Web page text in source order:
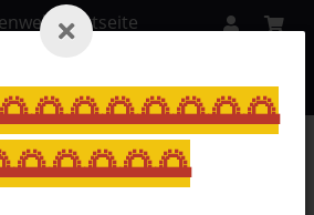
Spitzen